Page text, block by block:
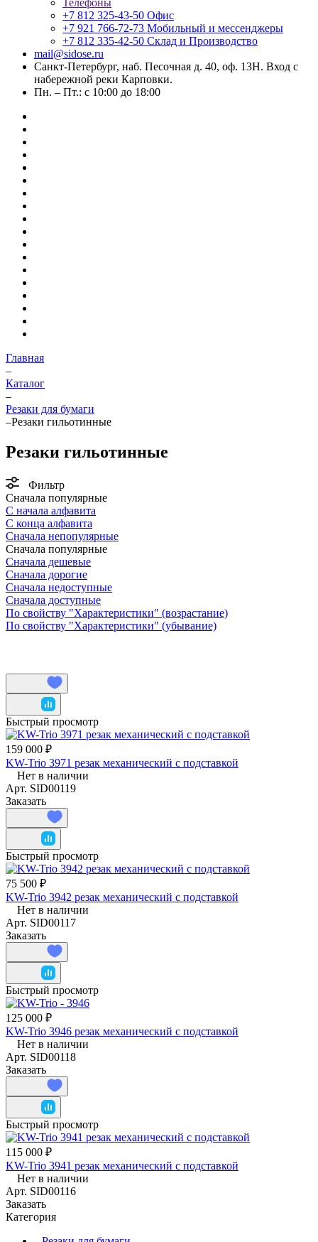
Телефоны
+7 812 325-43-50 Офис
+7 921 766-72-73 Мобильный и мессенджеры
+7 812 335-42-50 Склад и Производство
mail@sidose.ru
Санкт-Петербург, наб. Песочная д. 40, оф. 13Н. Вход с
набережной реки Карповки.
Пн. – Пт.: с 10:00 до 18:00
Главная
–
Каталог
–
Резаки для бумаги
–Резаки гильотинные
Резаки гильотинные
Фильтр
Сначала популярные
С начала алфавита
С конца алфавита
Сначала непопулярные
Сначала популярные
Сначала дешевые
Сначала дорогие
Сначала недоступные
Сначала доступные
По свойству "Характеристики" (возрастание)
По свойству "Характеристики" (убывание)
Быстрый просмотр
159 000 ₽
KW-Trio 3971 резак механический с подставкой
Нет в наличии
Арт. SID00119
Заказать
Быстрый просмотр
75 500 ₽
KW-Trio 3942 резак механический с подставкой
Нет в наличии
Арт. SID00117
Заказать
Быстрый просмотр
125 000 ₽
KW-Trio 3946 резак механический с подставкой
Нет в наличии
Арт. SID00118
Заказать
Быстрый просмотр
115 000 ₽
KW-Trio 3941 резак механический с подставкой
Нет в наличии
Арт. SID00116
Заказать
Категория